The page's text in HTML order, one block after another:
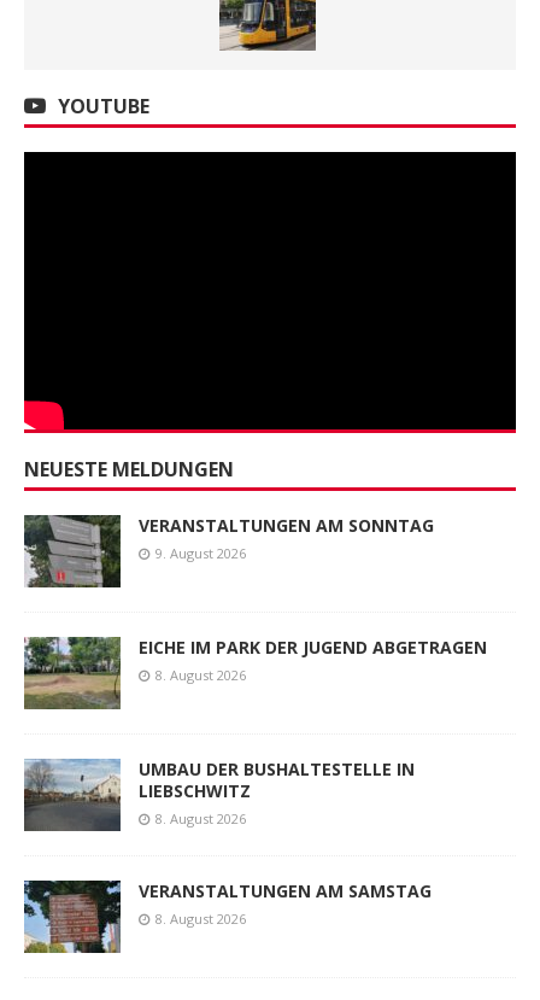
YOUTUBE
NEUESTE MELDUNGEN
VERANSTALTUNGEN AM SONNTAG
9. August 2026
EICHE IM PARK DER JUGEND ABGETRAGEN
8. August 2026
UMBAU DER BUSHALTESTELLE IN
LIEBSCHWITZ
8. August 2026
VERANSTALTUNGEN AM SAMSTAG
8. August 2026